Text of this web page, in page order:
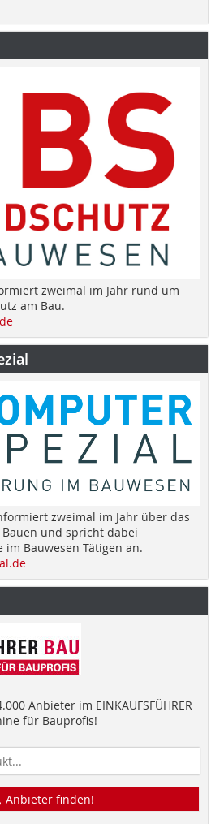
zweimal im Jahr rund um
am Bau.
zweimal im Jahr über das
und spricht dabei
Bauwesen Tätigen an.
Anbieter im EINKAUFSFÜHRER
für Bauprofis!
Anbieter finden!